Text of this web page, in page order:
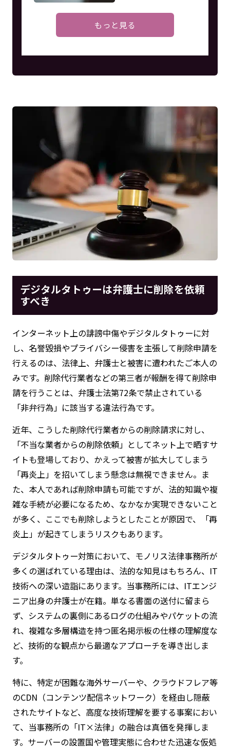
もっと見る
デジタルタトゥーは弁護士に削除を依頼
すべき
インターネット上の誹謗中傷やデジタルタトゥーに対
し、名誉毀損やプライバシー侵害を主張して削除申請を
行えるのは、法律上、弁護士と被害に遭われたご本人の
みです。削除代行業者などの第三者が報酬を得て削除申
請を行うことは、弁護士法第72条で禁止されている
「非弁行為」に該当する違法行為です。
近年、こうした削除代行業者からの削除請求に対し、
「不当な業者からの削除依頼」としてネット上で晒すサ
イトも登場しており、かえって被害が拡大してしまう
「再炎上」を招いてしまう懸念は無視できません。ま
た、本人であれば削除申請も可能ですが、法的知識や複
雑な手続が必要になるため、なかなか実現できないこと
が多く、ここでも削除しようとしたことが原因で、「再
炎上」が起きてしまうリスクもあります。
デジタルタトゥー対策において、モノリス法律事務所が
多くの選ばれている理由は、法的な知見はもちろん、IT
技術への深い造詣にあります。当事務所には、ITエンジ
ニア出身の弁護士が在籍。単なる書面の送付に留まら
ず、システムの裏側にあるログの仕組みやパケットの流
れ、複雑な多層構造を持つ匿名掲示板の仕様の理解度な
ど、技術的な観点から最適なアプローチを導き出しま
す。
特に、特定が困難な海外サーバーや、クラウドフレア等
のCDN（コンテンツ配信ネットワーク）を経由し隠蔽
されたサイトなど、高度な技術理解を要する事案におい
て、当事務所の「IT×法律」の融合は真価を発揮しま
す。サーバーの設置国や管理実態に合わせた迅速な仮処